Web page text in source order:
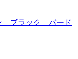
ブラック バード